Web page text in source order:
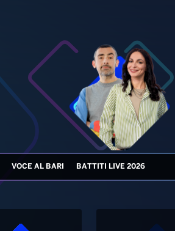
VOCE AL BARI BATTITI LIVE 2026